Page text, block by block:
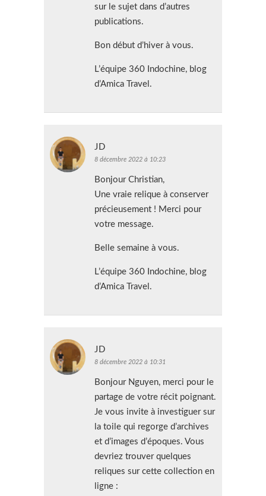
sur le sujet dans d’autres
publications.
Bon début d’hiver à vous.
L’équipe 360 Indochine, blog
d’Amica Travel.
JD
8 décembre 2022 à 10:23
Bonjour Christian,
Une vraie relique à conserver
précieusement ! Merci pour
votre message.
Belle semaine à vous.
L’équipe 360 Indochine, blog
d’Amica Travel.
JD
8 décembre 2022 à 10:31
Bonjour Nguyen, merci pour le
partage de votre récit poignant.
Je vous invite à investiguer sur
la toile qui regorge d’archives
et d’images d’époques. Vous
devriez trouver quelques
reliques sur cette collection en
ligne :